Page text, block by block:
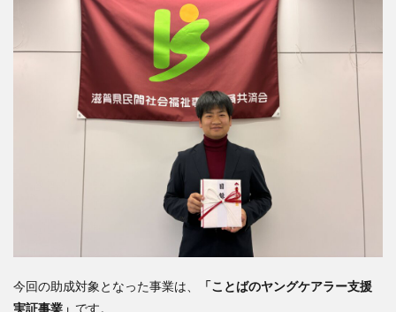
今回の助成対象となった事業は、
「ことばのヤングケアラー支援
実証事業」 です。